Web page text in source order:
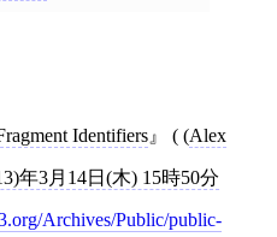
Identifiers ( (Alex
年3月14日(木) 15時50分
Archives/Public/public-